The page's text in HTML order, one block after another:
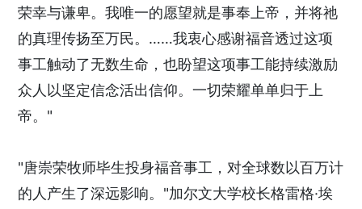
荣幸与谦卑。我唯一的愿望就是事奉上帝，并将祂
的真理传扬至万民。……我衷心感谢福音透过这项
事工触动了无数生命，也盼望这项事工能持续激励
众人以坚定信念活出信仰。一切荣耀单单归于上
帝。"
"唐崇荣牧师毕生投身福音事工，对全球数以百万计
的人产生了深远影响。"加尔文大学校长格雷格·埃